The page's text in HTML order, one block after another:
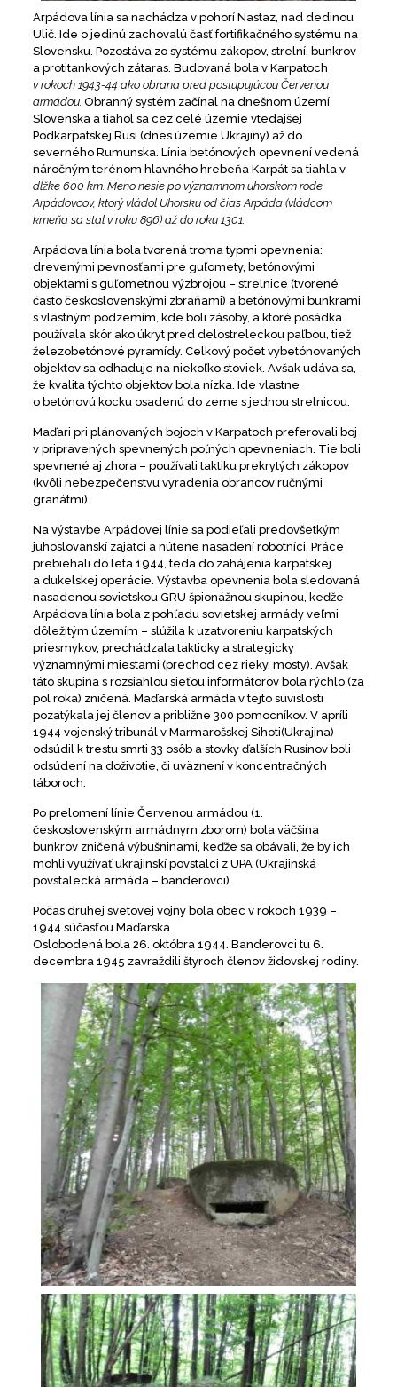
Arpádova línia sa nachádza v pohorí Nastaz, nad dedinou
Ulič. Ide o jedinú zachovalú časť fortifikačného systému na
Slovensku. Pozostáva zo systému zákopov, strelní, bunkrov
a protitankových zátaras. Budovaná bola v Karpatoch
v rokoch 1943-44 ako obrana pred postupujúcou Červenou
armádou. Obranný systém začínal na dnešnom území
Slovenska a tiahol sa cez celé územie vtedajšej
Podkarpatskej Rusi (dnes územie Ukrajiny) až do
severného Rumunska. Línia betónových opevnení vedená
náročným terénom hlavného hrebeňa Karpát sa tiahla v
dĺžke 600 km. Meno nesie po významnom uhorskom rode
Arpádovcov, ktorý vládol Uhorsku od čias Arpáda (vládcom
kmeňa sa stal v roku 896) až do roku 1301.
Arpádova línia bola tvorená troma typmi opevnenia:
drevenými pevnosťami pre guľomety, betónovými
objektami s guľometnou výzbrojou – strelnice (tvorené
často československými zbraňami) a betónovými bunkrami
s vlastným podzemím, kde boli zásoby, a ktoré posádka
používala skôr ako úkryt pred delostreleckou paľbou, tiež
železobetónové pyramídy. Celkový počet vybetónovaných
objektov sa odhaduje na niekoľko stoviek. Avšak udáva sa,
že kvalita týchto objektov bola nízka. Ide vlastne
o betónovú kocku osadenú do zeme s jednou strelnicou.
Maďari pri plánovaných bojoch v Karpatoch preferovali boj
v pripravených spevnených poľných opevneniach. Tie boli
spevnené aj zhora – používali taktiku prekrytých zákopov
(kvôli nebezpečenstvu vyradenia obrancov ručnými
granátmi).
Na výstavbe Arpádovej línie sa podieľali predovšetkým
juhoslovanskí zajatci a nútene nasadení robotníci. Práce
prebiehali do leta 1944, teda do zahájenia karpatskej
a dukelskej operácie. Výstavba opevnenia bola sledovaná
nasadenou sovietskou GRU špionážnou skupinou, keďže
Arpádova línia bola z pohľadu sovietskej armády veľmi
dôležitým územím – slúžila k uzatvoreniu karpatských
priesmykov, prechádzala takticky a strategicky
významnými miestami (prechod cez rieky, mosty). Avšak
táto skupina s rozsiahlou sieťou informátorov bola rýchlo (za
pol roka) zničená. Maďarská armáda v tejto súvislosti
pozatýkala jej členov a približne 300 pomocníkov. V apríli
1944 vojenský tribunál v Marmarošskej Sihoti(Ukrajina)
odsúdil k trestu smrti 33 osôb a stovky ďalších Rusínov boli
odsúdení na doživotie, či uväznení v koncentračných
táboroch.
Po prelomení línie Červenou armádou (1.
československým armádnym zborom) bola väčšina
bunkrov zničená výbušninami, keďže sa obávali, že by ich
mohli využívať ukrajinskí povstalci z UPA (Ukrajinská
povstalecká armáda – banderovci).
Počas druhej svetovej vojny bola obec v rokoch 1939 –
1944 súčasťou Maďarska.
Oslobodená bola 26. októbra 1944. Banderovci tu 6.
decembra 1945 zavraždili štyroch členov židovskej rodiny.